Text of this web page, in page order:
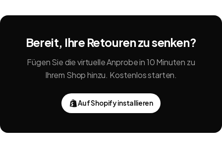
Bereit, Ihre Retouren zu senken?
Fügen Sie die virtuelle Anprobe in 10 Minuten zu
Ihrem Shop hinzu. Kostenlos starten.
Auf Shopify installieren